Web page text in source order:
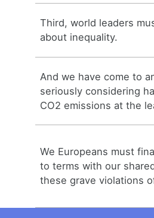
Third, world leaders
about inequality.
And we have come to
seriously considering
CO2 emissions at the
We Europeans must
to terms with our
these grave violations